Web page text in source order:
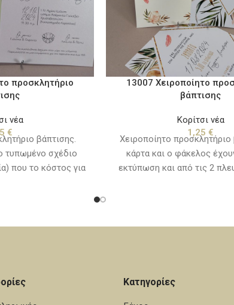
προσκλητήριο
νέα
€
βάπτισης.
τυπωμένο σχέδιο
που το κόστος για
ημέρες από
13007 Χειροποίητο
βάπτισης
Κορίτσι νέα
1,25 €
Χειροποίητο προσκλητήριο
κάρτα και ο φάκελος
εκτύπωση και από τις 2
τιμή της πρόσκλησης.
Κατηγορίες